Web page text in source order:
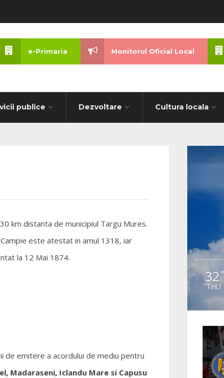
publice Dezvoltare Cultura locala
e-Primaria Monitorul Oficial Local
km distanta de municipiul Targu Mures.
este atestat in amul 1318, iar
la 12 Mai 1874.
de emitere a acordului de mediu pentru
Madaraseni, Iclandu Mare si Capusu
32°
THU